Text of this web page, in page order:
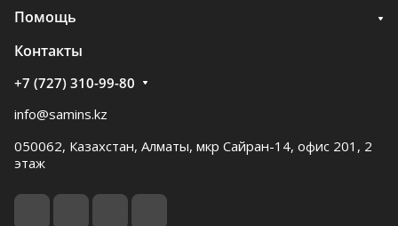
Помощь
Контакты
+7 (727) 310-99-80
info@samins.kz
050062, Казахстан, Алматы, мкр Сайран-14, офис 201, 2
этаж